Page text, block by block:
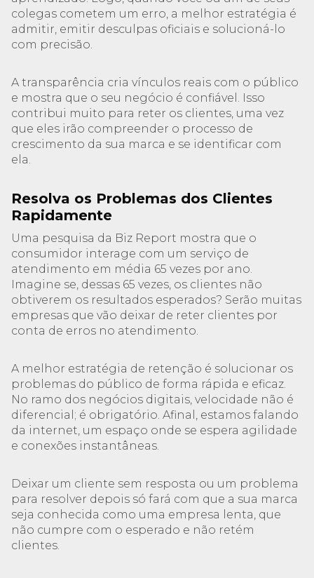
colegas cometem um erro, a melhor estratégia é
admitir, emitir desculpas oficiais e solucioná-lo
com precisão.
A transparência cria vínculos reais com o público
e mostra que o seu negócio é confiável. Isso
contribui muito para reter os clientes, uma vez
que eles irão compreender o processo de
crescimento da sua marca e se identificar com
ela.
Resolva os Problemas dos Clientes
Rapidamente
Uma pesquisa da Biz Report mostra que o
consumidor interage com um serviço de
atendimento em média 65 vezes por ano.
Imagine se, dessas 65 vezes, os clientes não
obtiverem os resultados esperados? Serão muitas
empresas que vão deixar de reter clientes por
conta de erros no atendimento.
A melhor estratégia de retenção é solucionar os
problemas do público de forma rápida e eficaz.
No ramo dos negócios digitais, velocidade não é
diferencial; é obrigatório. Afinal, estamos falando
da internet, um espaço onde se espera agilidade
e conexões instantâneas.
Deixar um cliente sem resposta ou um problema
para resolver depois só fará com que a sua marca
seja conhecida como uma empresa lenta, que
não cumpre com o esperado e não retém
clientes.